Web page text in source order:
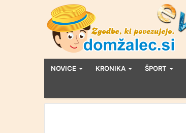
NOVICE KRONIKA ŠPORT